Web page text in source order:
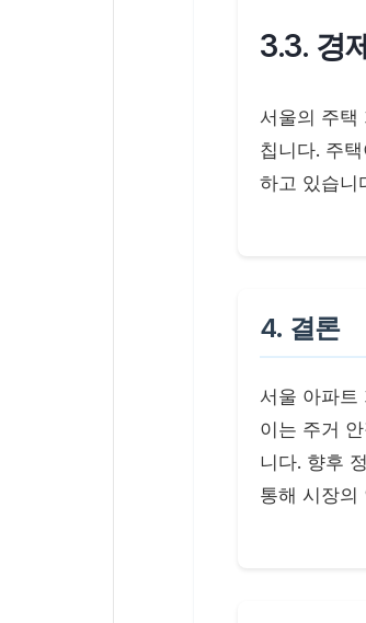
3.3. 경
서울의 주택
칩니다. 주
하고 있습니
4. 결론
서울 아파트
이는 주거
니다. 향후
통해 시장의